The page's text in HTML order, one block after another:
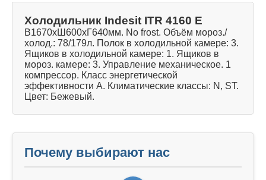
Холодильник Indesit ITR 4160 E
В1670хШ600хГ640мм. No frost. Объём мороз./
холод.: 78/179л. Полок в холодильной камере: 3.
Ящиков в холодильной камере: 1. Ящиков в
мороз. камере: 3. Управление механическое. 1
компрессор. Класс энергетической
эффективности A. Климатические классы: N, ST.
Цвет: Бежевый.
Почему выбирают нас